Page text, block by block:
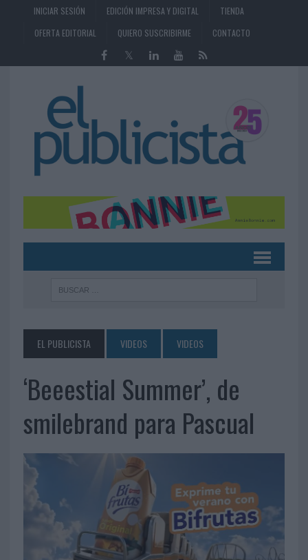
INICIAR SESIÓN EDICIÓN IMPRESA Y DIGITAL
TIENDA
OFERTA EDITORIAL
QUIERO SUSCRIBIRME CONTACTO
EL PUBLICISTA VIDEOS VIDEOS
‘Beeestial Summer’, de
smilebrand para Pascual